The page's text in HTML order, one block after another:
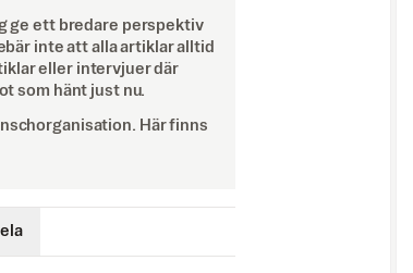
ge ett bredare perspektiv
inte att alla artiklar alltid
eller intervjuer där
som hänt just nu.
Här finns